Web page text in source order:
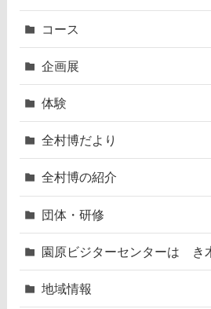
コース
企画展
体験
全村博だより
全村博の紹介
団体・研修
園原ビジターセンターはゝき
地域情報